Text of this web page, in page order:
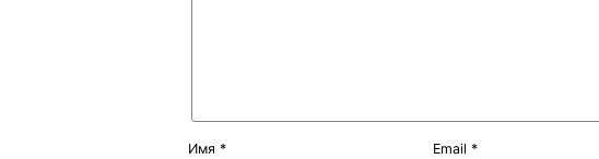
Имя * Email*